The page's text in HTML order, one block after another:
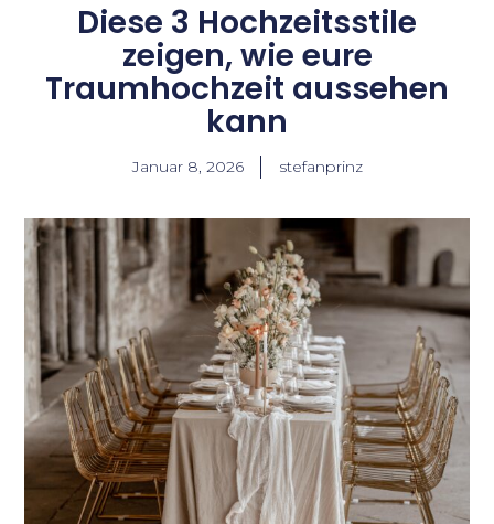
Diese 3 Hochzeitsstile
zeigen, wie eure
Traumhochzeit aussehen
kann
Januar 8, 2026 stefanprinz